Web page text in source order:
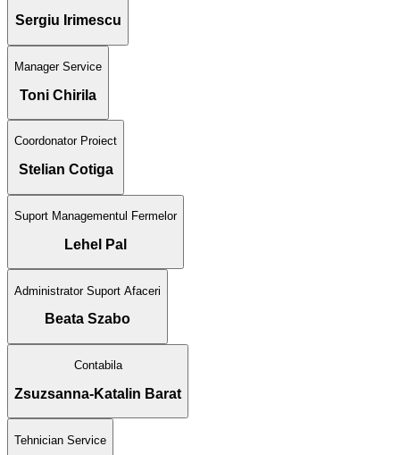
Sergiu Irimescu
Manager Service
Toni Chirila
Coordonator Proiect
Stelian Cotiga
Suport Managementul Fermelor
Lehel Pal
Administrator Suport Afaceri
Beata Szabo
Contabila
Zsuzsanna-Katalin Barat
Tehnician Service